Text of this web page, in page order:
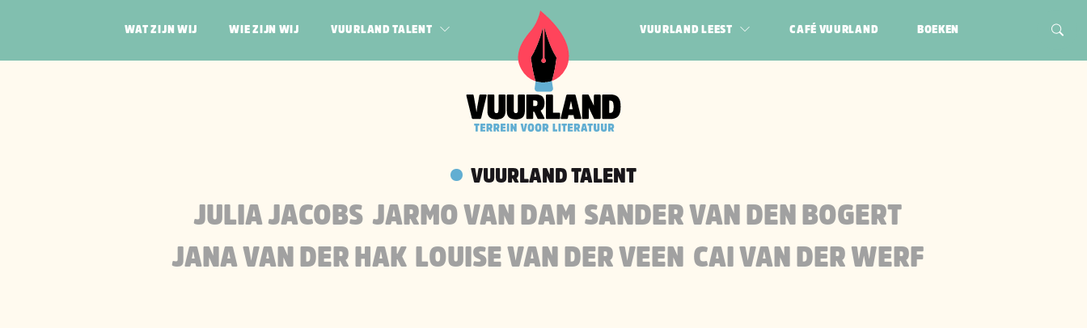
WAT ZIJN WIJ WIE ZIJN WIJ VUURLAND TALENT
JULIA JACOBS
VUURLAND LEEST
POËZIE
CAFÉ VUURLAND BOEKEN
VUURLAND TALENT
JULIA JACOBS JARMO VAN DAM SANDER VAN DEN BOGERT
JANA VAN DER HAK LOUISE VAN DER VEEN CAI VAN DER WERF